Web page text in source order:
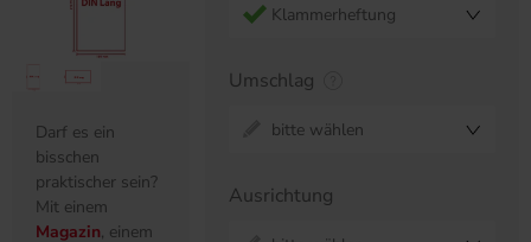
Darf es ein
bisschen
praktischer sein?
Mit einem
Magazin, einem
Klammerheftung
Umschlag
bitte wählen
Ausrichtung